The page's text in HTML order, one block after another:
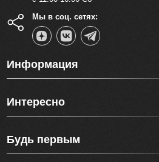
Мы в соц. сетях:
Информация
Интересно
Будь первым